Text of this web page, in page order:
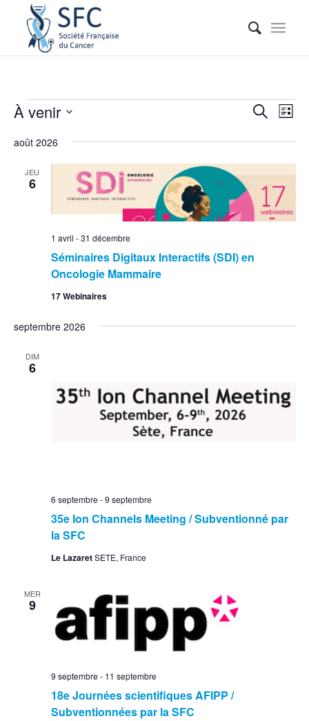
vues
Recherche
de
Liste
À venir
une
août 2026
JEU
6
Séminaires Digitaux Interactifs (SDI) en
Oncologie Mammaire
1 avril -31 décembre
17 Webinaires
septembre 2026
DIM
6
35e Ion Channels Meeting / Subventionné par
la SFC
6 septembre -9 septembre
Le LazaretSETE, France
MER
9
18e Journées scientifiques AFIPP /
Subventionnées par la SFC
9 septembre - 11 septembre